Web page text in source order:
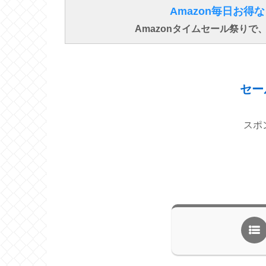
Amazon毎日お得
Amazonタイムセール祭りで
セ
スポ